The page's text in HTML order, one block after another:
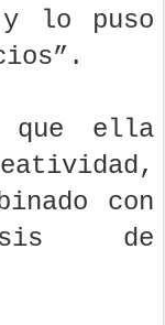
lo puso
que ella
con
de